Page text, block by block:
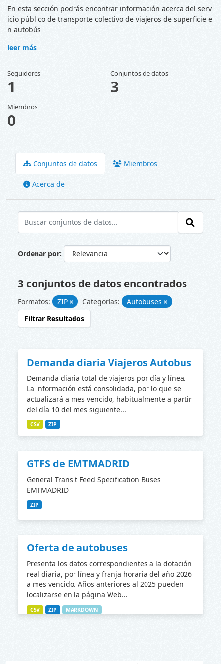
Conjuntos de datos Miembros
Acerca de
Ordenar por
3 conjuntos de datos encontrados
Formatos: ZIP Categorías:
Autobuses
Filtrar Resultados
Demanda diaria Viajeros Autobus
Demanda diaria total de viajeros por día y línea.
La información está consolidada, por lo que se
actualizará a mes vencido, habitualmente a partir
del día 10 del mes siguiente...
CSV ZIP
GTFS de EMTMADRID
General Transit Feed Specification Buses
EMTMADRID
ZIP
Oferta de autobuses
Presenta los datos correspondientes a la dotación
real diaria, por línea y franja horaria del año 2026
a mes vencido. Años anteriores al 2025 pueden
localizarse en la página Web...
CSV ZIP MARKDOWN
En esta sección podrás encontrar información acerca del serv
icio público de transporte colectivo de viajeros de superficie e
n autobús
leer más
Seguidores
1
Conjuntos de datos
3
Miembros
0